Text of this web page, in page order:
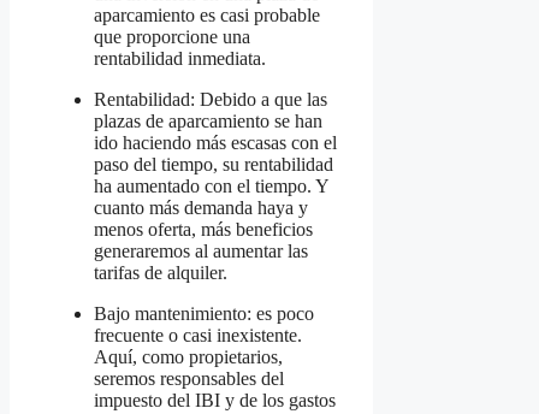
aparcamiento es casi probable
que proporcione una
rentabilidad inmediata.
Rentabilidad: Debido a que las
plazas de aparcamiento se han
ido haciendo más escasas con el
paso del tiempo, su rentabilidad
ha aumentado con el tiempo. Y
cuanto más demanda haya y
menos oferta, más beneficios
generaremos al aumentar las
tarifas de alquiler.
Bajo mantenimiento: es poco
frecuente o casi inexistente.
Aquí, como propietarios,
seremos responsables del
impuesto del IBI y de los gastos